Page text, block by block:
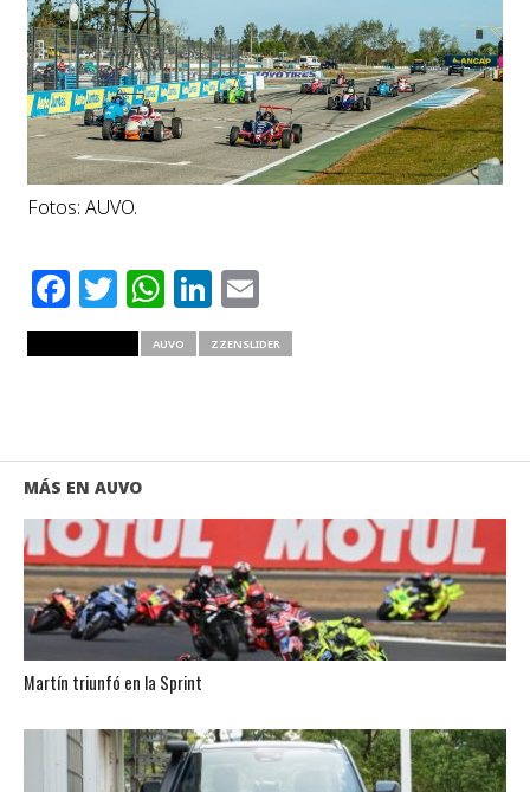
Fotos: AUVO.
Facebook
Twitter
WhatsApp
LinkedIn
Email
AUVO ZZENSLIDER
MÁS EN AUVO
Martín triunfó en la Sprint